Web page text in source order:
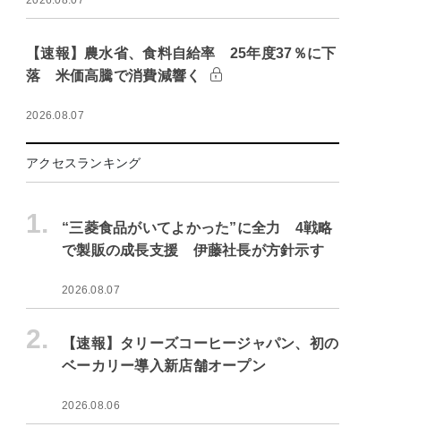
【速報】農水省、食料自給率 25年度37％に下
落 米価高騰で消費減響く
2026.08.07
アクセスランキング
1.
“三菱食品がいてよかった”に全力 4戦略
で製販の成長支援 伊藤社長が方針示す
2026.08.07
2.
【速報】タリーズコーヒージャパン、初の
ベーカリー導入新店舗オープン
2026.08.06